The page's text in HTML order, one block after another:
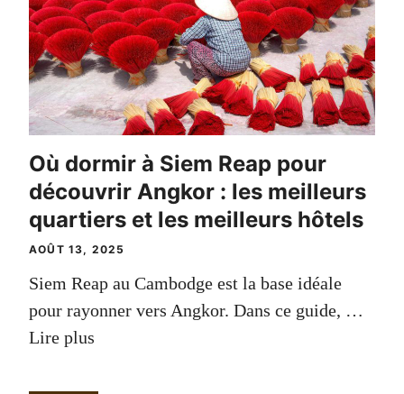
Où dormir à Siem Reap pour
découvrir Angkor : les meilleurs
quartiers et les meilleurs hôtels
AOÛT 13, 2025
Siem Reap au Cambodge est la base idéale
pour rayonner vers Angkor. Dans ce guide, …
Lire plus